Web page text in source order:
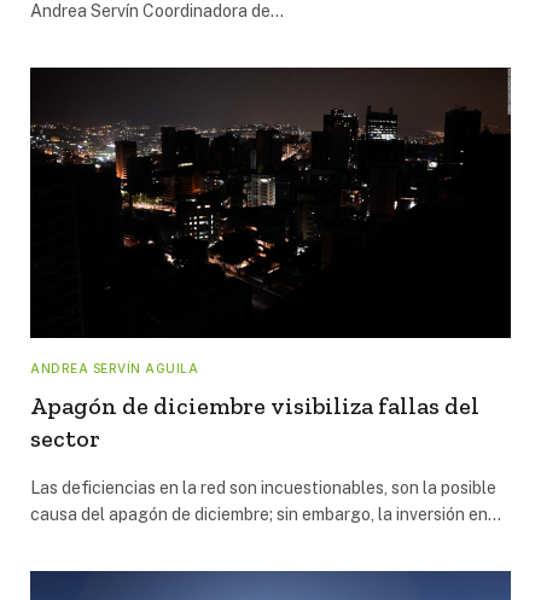
Andrea Servín Coordinadora de…
ANDREA SERVÍN AGUILA
Apagón de diciembre visibiliza fallas del
sector
Las deficiencias en la red son incuestionables, son la posible
causa del apagón de diciembre; sin embargo, la inversión en…